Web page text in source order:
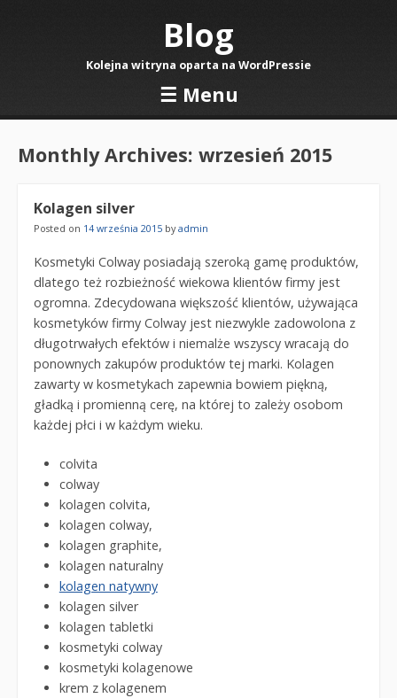
Blog
Kolejna witryna oparta na WordPressie
☰ Menu
Skip to content
Monthly Archives: wrzesień 2015
Kolagen silver
Posted on 14 września 2015 byadmin
Kosmetyki Colway posiadają szeroką gamę produktów,
dlatego też rozbieżność wiekowa klientów firmy jest
ogromna. Zdecydowana większość klientów, używająca
kosmetyków firmy Colway jest niezwykle zadowolona z
długotrwałych efektów i niemalże wszyscy wracają do
ponownych zakupów produktów tej marki. Kolagen
zawarty w kosmetykach zapewnia bowiem piękną,
gładką i promienną cerę, na której to zależy osobom
każdej płci i w każdym wieku.
colvita
colway
kolagen colvita,
kolagen colway,
kolagen graphite,
kolagen naturalny
kolagen natywny
kolagen silver
kolagen tabletki
kosmetyki colway
kosmetyki kolagenowe
krem z kolagenem